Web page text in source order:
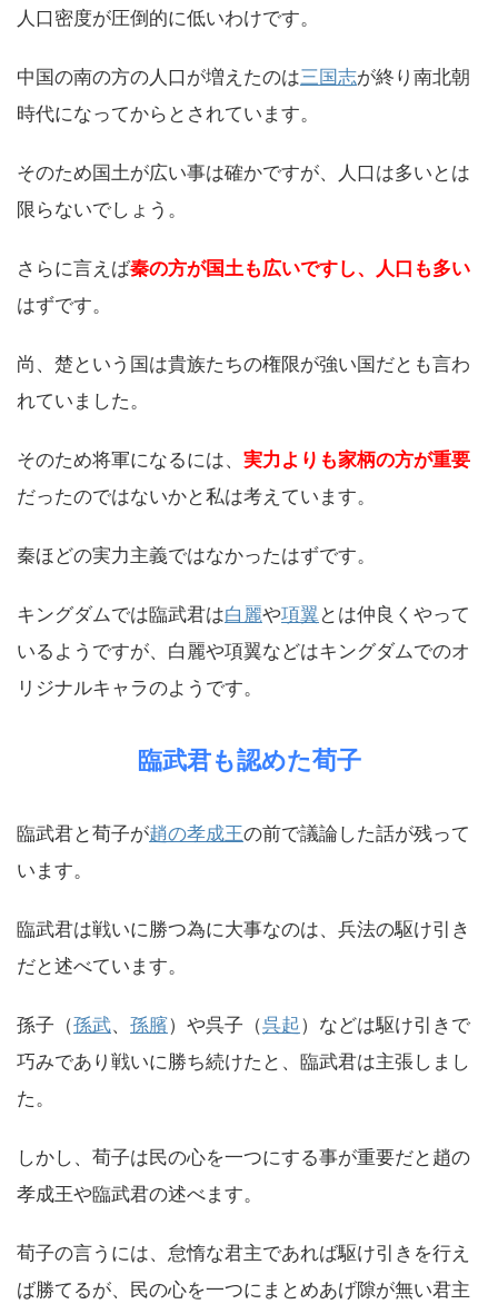
人口密度が圧倒的に低いわけです。
中国の南の方の人口が増えたのは三国志が終り南北朝
時代になってからとされています。
そのため国土が広い事は確かですが、人口は多いとは
限らないでしょう。
さらに言えば秦の方が国土も広いですし、人口も多い
はずです。
尚、楚という国は貴族たちの権限が強い国だとも言わ
れていました。
そのため将軍になるには、 実力よりも家柄の方が重要
だったのではないかと私は考えています。
秦ほどの実力主義ではなかったはずです。
キングダムでは臨武君は白麗や項翼とは仲良くやって
いるようですが、白麗や項翼などはキングダムでのオ
リジナルキャラのようです。
臨武君も認めた荀子
臨武君と荀子が趙の孝成王の前で議論した話が残って
います。
臨武君は戦いに勝つ為に大事なのは、兵法の駆け引き
だと述べています。
孫子（孫武、 孫臏）や呉子（呉起 ）などは駆け引きで
巧みであり戦いに勝ち続けたと、臨武君は主張しまし
た。
しかし、荀子は民の心を一つにする事が重要だと趙の
孝成王や臨武君の述べます。
荀子の言うには、怠惰な君主であれば駆け引きを行え
ば勝てるが、民の心を一つにまとめあげ隙が無い君主